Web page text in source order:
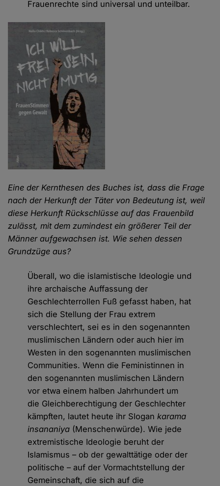
Frauenrechte sind universal und unteilbar.
Eine der Kernthesen des Buches ist, dass die Frage
nach der Herkunft der Täter von Bedeutung ist, weil
diese Herkunft Rückschlüsse auf das Frauenbild
zulässt, mit dem zumindest ein größerer Teil der
Männer aufgewachsen ist. Wie sehen dessen
Grundzüge aus?
Überall, wo die islamistische Ideologie und
ihre archaische Auffassung der
Geschlechterrollen Fuß gefasst haben, hat
sich die Stellung der Frau extrem
verschlechtert, sei es in den sogenannten
muslimischen Ländern oder auch hier im
Westen in den sogenannten muslimischen
Communities. Wenn die Feministinnen in
den sogenannten muslimischen Ländern
vor etwa einem halben Jahrhundert um
die Gleichberechtigung der Geschlechter
kämpften, lautet heute ihr Slogankarama
insananiya (Menschenwürde). Wie jede
extremistische Ideologie beruht der
Islamismus – ob der gewalttätige oder der
politische – auf der Vormachtstellung der
Gemeinschaft, die sich auf die